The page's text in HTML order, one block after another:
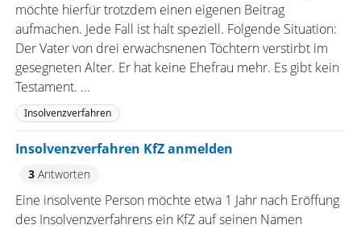
möchte hierfür trotzdem einen eigenen Beitrag
aufmachen. Jede Fall ist halt speziell. Folgende Situation:
Der Vater von drei erwachsnenen Töchtern verstirbt im
gesegneten Alter. Er hat keine Ehefrau mehr. Es gibt kein
Testament. ...
Insolvenzverfahren
Insolvenzverfahren KfZ anmelden
3Antworten
Eine insolvente Person möchte etwa 1 Jahr nach Eröffung
des Insolvenzverfahrens ein KfZ auf seinen Namen